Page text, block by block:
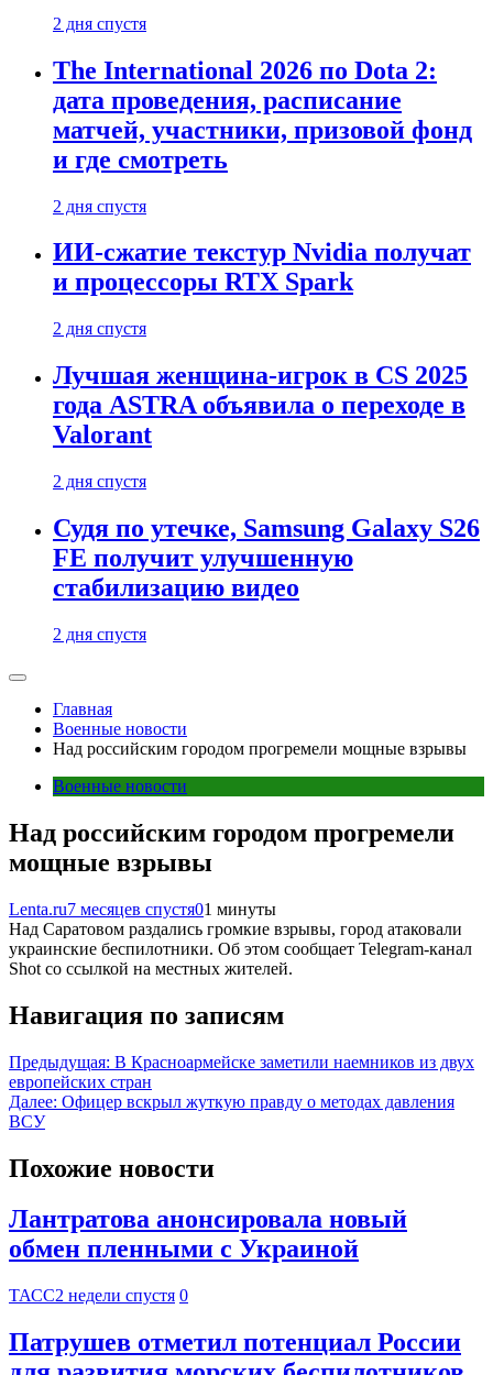
2 дня спустя
The International 2026 по Dota 2:
дата проведения, расписание
матчей, участники, призовой фонд
и где смотреть
2 дня спустя
ИИ-сжатие текстур Nvidia получат
и процессоры RTX Spark
2 дня спустя
Лучшая женщина-игрок в CS 2025
года ASTRA объявила о переходе в
Valorant
2 дня спустя
Судя по утечке, Samsung Galaxy S26
FE получит улучшенную
стабилизацию видео
2 дня спустя
Главная
Военные новости
Над российским городом прогремели мощные взрывы
Военные новости
Над российским городом прогремели
мощные взрывы
Lenta.ru7 месяцев спустя01 минуты
Над Саратовом раздались громкие взрывы, город атаковали
украинские беспилотники. Об этом сообщает Telegram-канал
Shot со ссылкой на местных жителей.
Навигация по записям
Предыдущая: В Красноармейске заметили наемников из двух
европейских стран
Далее: Офицер вскрыл жуткую правду о методах давления
ВСУ
Похожие новости
Лантратова анонсировала новый
обмен пленными с Украиной
ТАСС2 недели спустя 0
Патрушев отметил потенциал России